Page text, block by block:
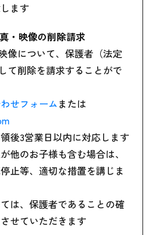
ます
・映像の削除請求
像について、保護者（法定
て削除を請求することがで
せフォーム または
領後3営業日以内に対応します
他のお子様も含む場合は、
止等、適切な措置を講じま
は、保護者であることの確
せていただきます